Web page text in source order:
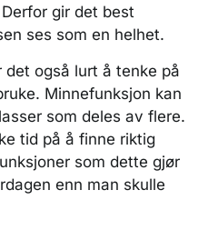
gir det best
ses som en helhet.
også lurt å tenke på
Minnefunksjon kan
som deles av flere.
tid på å finne riktig
som dette gjør
enn man skulle